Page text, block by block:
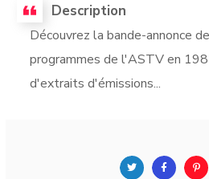
Description
Découvrez la bande-annonce
programmes de l'ASTV en
d'extraits d'émissions...